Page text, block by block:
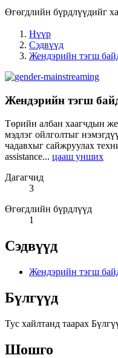
Өгөгдлийн бүрдлүүдийг
Нүүр
Сэдвүүд
Жендэрийн тэгш
Жендэрийн тэгш
Төрийн албан хаагчдын
мэдлэг ойлголтыг
чадавхыг сайжруулах
assistance... цааш унших
Дагагчид
3
Өгөгдлийн бүрдлүүд
1
Сэдвүүд
Жендэрийн тэгш
Бүлгүүд
Тус хайлтанд таарах
Шошго